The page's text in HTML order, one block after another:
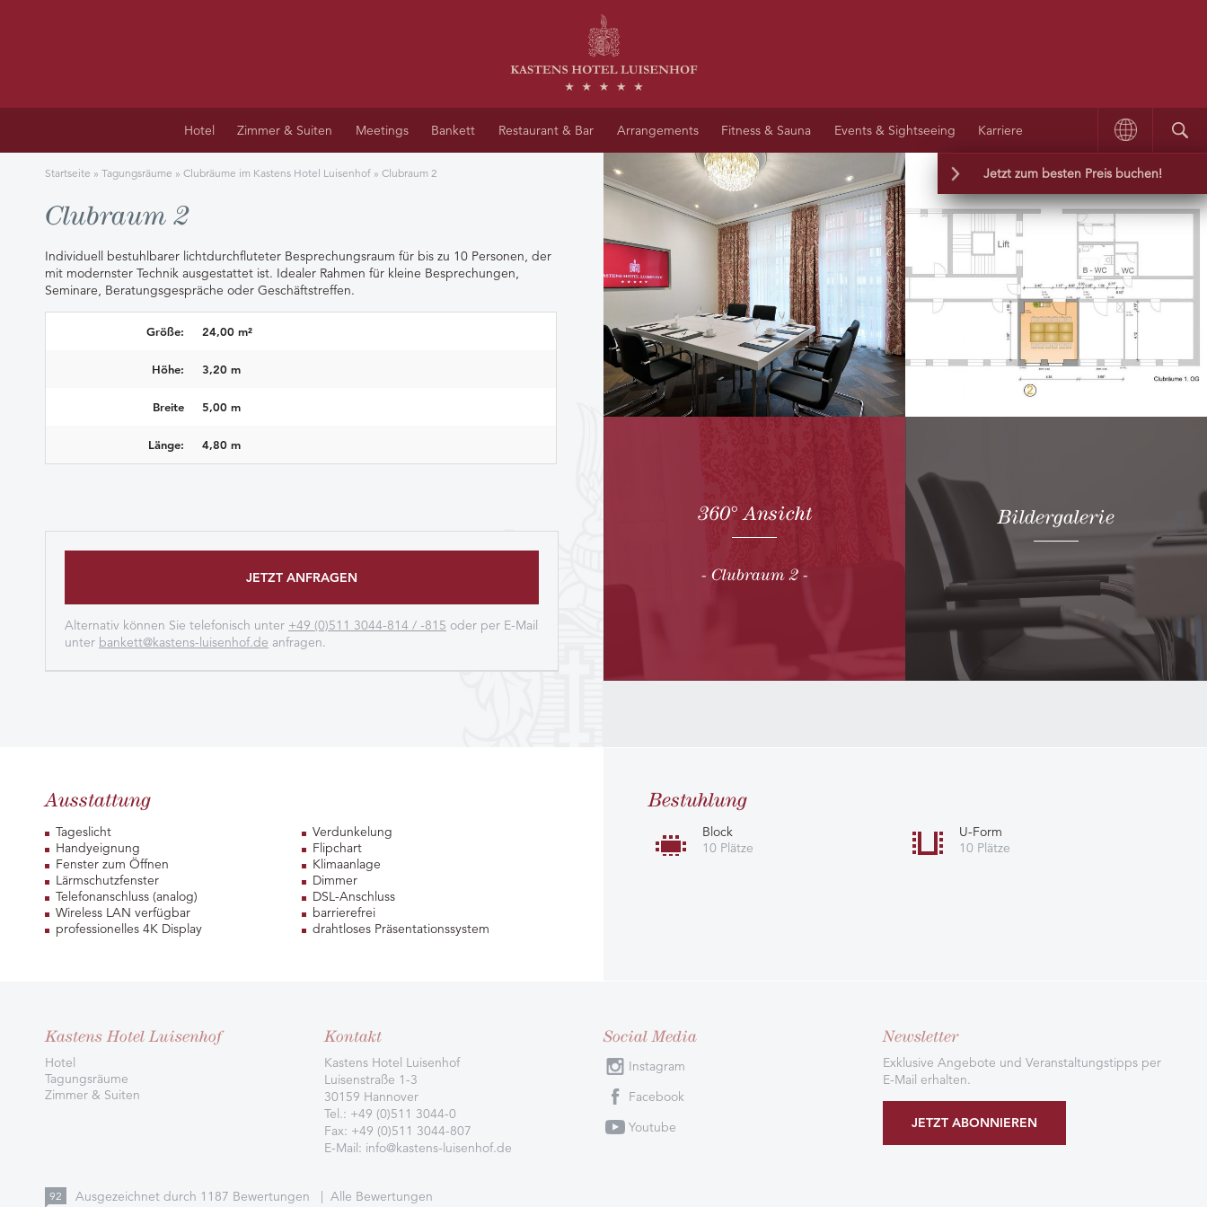
Hotel Zimmer & Suiten Meetings Bankett Restaurant & Bar Arrangements Fitness & Sauna Events & Sightseeing Karriere
Jetzt zum besten Preis buchen!
Wir garantieren Ihnen die günstigste Rate
und die besten Buchungsbedingungen
Startseite » Tagungsräume » Clubräume im Kastens Hotel Luisenhof » Clubraum 2
Clubraum 2
Individuell bestuhlbarer lichtdurchfluteter Besprechungsraum für bis zu 10 Personen, der
mit modernster Technik ausgestattet ist. Idealer Rahmen für kleine Besprechungen,
Seminare, Beratungsgespräche oder Geschäftstreffen.
Größe: 24,00 m²
Höhe: 3,20 m
Breite 5,00 m
Länge: 4,80 m
JETZT ANFRAGEN
Alternativ können Sie telefonisch unter +49 (0)511 3044-814 / -815 oder per E-Mail
unter bankett@kastens-luisenhof.de anfragen.
360° Ansicht
- Clubraum 2 -
Bildergalerie
Ausstattung
Tageslicht
Verdunkelung
Handyeignung
Flipchart
Fenster zum Öffnen
Klimaanlage
Lärmschutzfenster
Dimmer
Telefonanschluss (analog)
DSL-Anschluss
Wireless LAN verfügbar
barrierefrei
professionelles 4K Display
drahtloses Präsentationssystem
Bestuhlung
Block
10 Plätze
U-Form
10 Plätze
Kastens Hotel Luisenhof
Hotel
Tagungsräume
Zimmer & Suiten
Kontakt
Kastens Hotel Luisenhof
Luisenstraße 1-3
30159 Hannover
Tel.: +49 (0)511 3044-0
Fax: +49 (0)511 3044-807
E-Mail: info@kastens-luisenhof.de
Social Media
Instagram
Facebook
Youtube
Newsletter
Exklusive Angebote und Veranstaltungstipps per
E-Mail erhalten.
JETZT ABONNIEREN
92 Ausgezeichnet durch 1187 Bewertungen Alle Bewertungen